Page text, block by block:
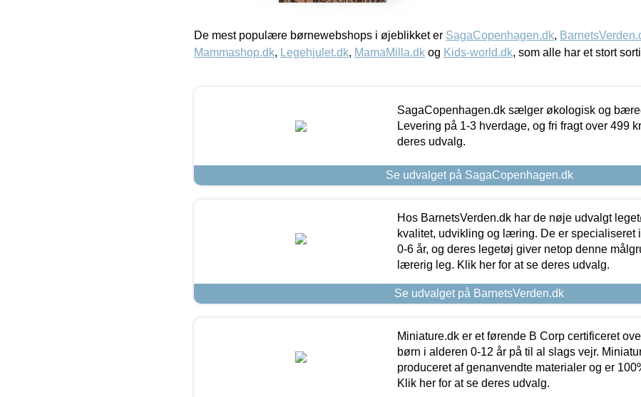
De mest populære børnewebshops i øjeblikket er SagaCopenhagen.dk,
Mammashop.dk, Legehjulet.dk, MamaMilla.dk og Kids-world.dk, som alle har et stort
SagaCopenhagen.dk sælger økologisk og
Levering på 1-3 hverdage, og fri fragt over 499
deres udvalg.
Se udvalget på SagaCopenhagen.dk
Hos BarnetsVerden.dk har de nøje udvalgt
kvalitet, udvikling og læring. De er specialiseret
0-6 år, og deres legetøj giver netop denne
lærerig leg. Klik her for at se deres udvalg.
Se udvalget på BarnetsVerden.dk
Miniature.dk er et førende B Corp certificeret
børn i alderen 0-12 år på til al slags vejr.
produceret af genanvendte materialer og er
Klik her for at se deres udvalg.